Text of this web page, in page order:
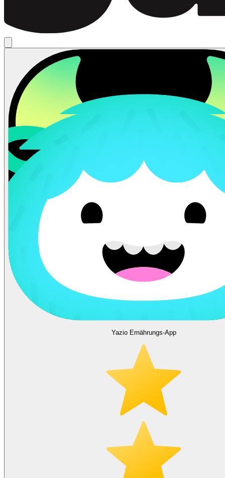
Yazio Ernährungs-App